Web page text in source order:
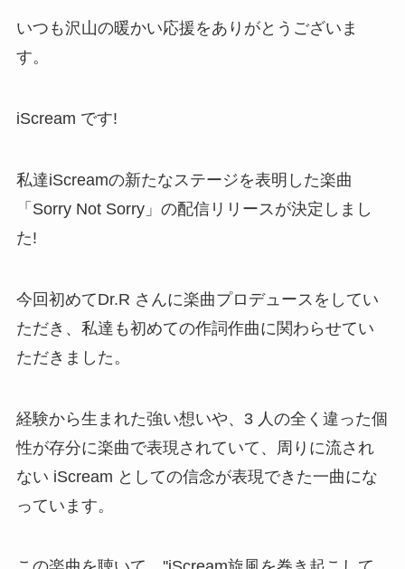
いつも沢山の暖かい応援をありがとうございま
す。
iScream です!
私達iScreamの新たなステージを表明した楽曲
「Sorry Not Sorry」の配信リリースが決定しまし
た!
今回初めてDr.R さんに楽曲プロデュースをしてい
ただき、私達も初めての作詞作曲に関わらせてい
ただきました。
経験から生まれた強い想いや、3 人の全く違った個
性が存分に楽曲で表現されていて、周りに流され
ない iScream としての信念が表現できた一曲にな
っています。